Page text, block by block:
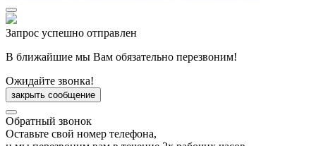
Запрос успешно отправлен
В ближайшие мы Вам обязательно перезвоним!
Ожидайте звонка!
закрыть сообщение
Обратный звонок
Оставьте свой номер телефона,